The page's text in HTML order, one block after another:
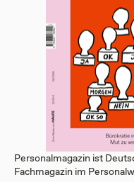
Personalmagazin ist
Fachmagazin im